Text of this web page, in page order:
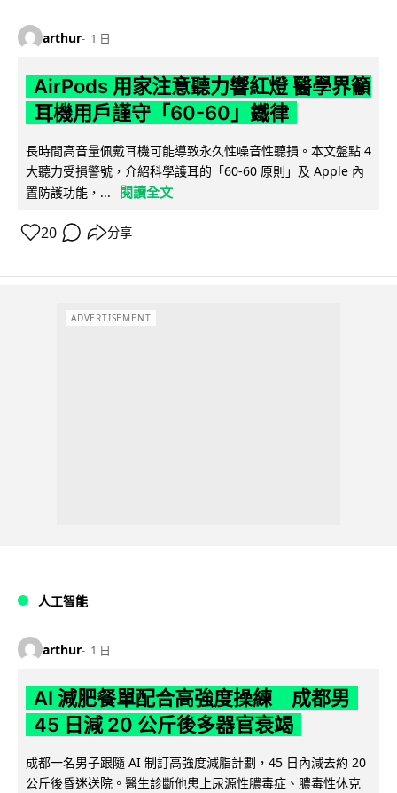
arthur 1 日
AirPods 用家注意聽力響紅燈 醫學界籲
耳機用戶謹守「60-60」鐵律
長時間高音量佩戴耳機可能導致永久性噪音性聽損。本文盤點 4
大聽力受損警號，介紹科學護耳的「60-60 原則」及 Apple 內
置防護功能，...
閱讀全文
20 分享
ADVERTISEMENT
人工智能
arthur 1 日
AI 減肥餐單配合高強度操練 成都男
45 日減 20 公斤後多器官衰竭
成都一名男子跟隨 AI 制訂高強度減脂計劃，45 日內減去約 20
公斤後昏迷送院。醫生診斷他患上尿源性膿毒症、膿毒性休克